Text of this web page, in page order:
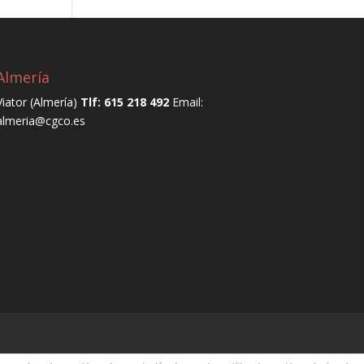
(Almería) Tlf: 615 218 492Email: